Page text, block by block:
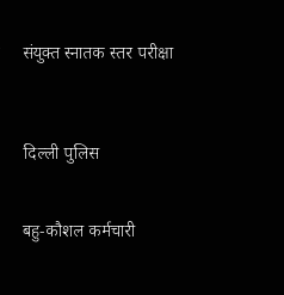
संयुक्त स्नातक स्तर परीक्षा
दिल्ली पुलिस
बहु-कौशल कर्मचारी